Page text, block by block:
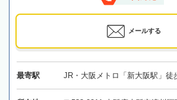
メールする
最寄駅 JR・大阪メトロ「新大阪駅」徒